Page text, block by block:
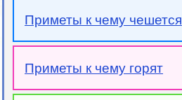
Приметы к чему чешется
Приметы к чему горят